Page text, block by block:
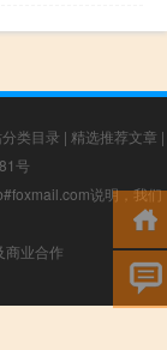
类目录 | 精选推荐文章 |
号
说明，我们
商业合作